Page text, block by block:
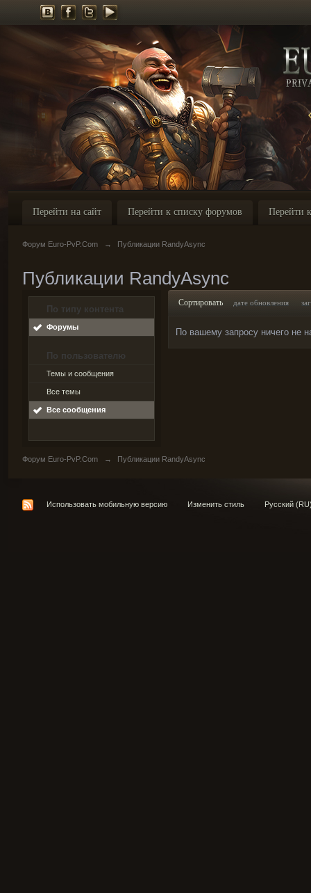
Перейти на сайт Перейти к списку форумов Перейти
Форум Euro-PvP.Com → Публикации RandyAsync
Публикации RandyAsync
По типу контента
Форумы
По пользователю
Темы и сообщения
Все темы
Все сообщения
Сортировать дате обновления
По вашему запросу ничего не
Форум Euro-PvP.Com → Публикации RandyAsync
Использовать мобильную версию Изменить стиль Русский